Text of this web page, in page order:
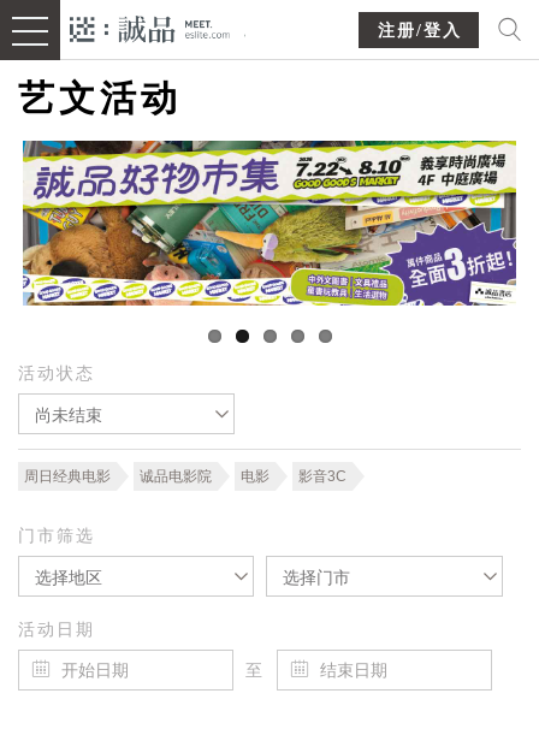
注册/登入
艺文活动
活动状态
尚未结束
周日经典电影 诚品电影院 电影 影音3C
门市筛选
选择地区 选择门市
活动日期
至